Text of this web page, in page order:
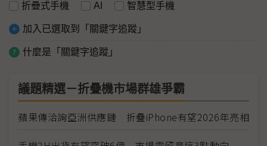
折疊式手機
AI 智慧型手機
加入已選取到「關鍵字追蹤」
什麼是「關鍵字追蹤」
議題精選－折疊機市場群雄爭霸
蘋果傳洽詢亞洲供應鏈 折疊iPhone有望2026年亮相